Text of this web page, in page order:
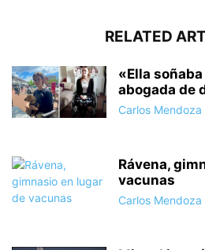
RELATED
«Ella
abogada de
Carlos Mendoza
Rávena,
vacunas
Carlos Mendoza